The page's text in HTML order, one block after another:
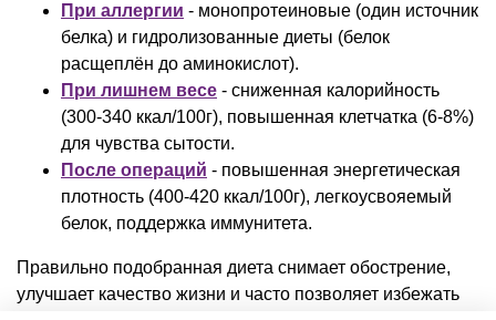
При аллергии - монопротеиновые (один источник
белка) и гидролизованные диеты (белок
расщеплён до аминокислот).
При лишнем весе - сниженная калорийность
(300-340 ккал/100г), повышенная клетчатка (6-8%)
для чувства сытости.
После операций - повышенная энергетическая
плотность (400-420 ккал/100г), легкоусвояемый
белок, поддержка иммунитета.
Правильно подобранная диета снимает обострение,
улучшает качество жизни и часто позволяет избежать